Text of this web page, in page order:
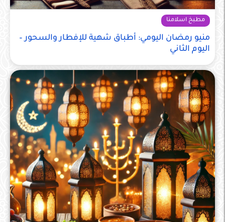
مطبخ اسلامنا
منيو رمضان اليومي: أطباق شهية للإفطار والسحور –
اليوم الثاني